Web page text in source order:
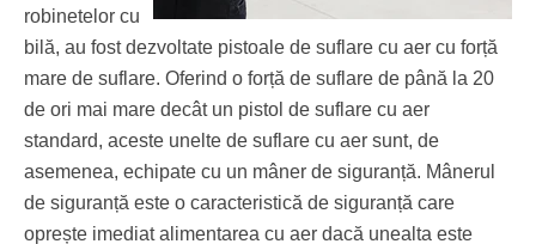
robinetelor cu
bilă, au fost dezvoltate pistoale de suflare cu aer cu forță
mare de suflare. Oferind o forță de suflare de până la 20
de ori mai mare decât un pistol de suflare cu aer
standard, aceste unelte de suflare cu aer sunt, de
asemenea, echipate cu un mâner de siguranță. Mânerul
de siguranță este o caracteristică de siguranță care
oprește imediat alimentarea cu aer dacă unealta este